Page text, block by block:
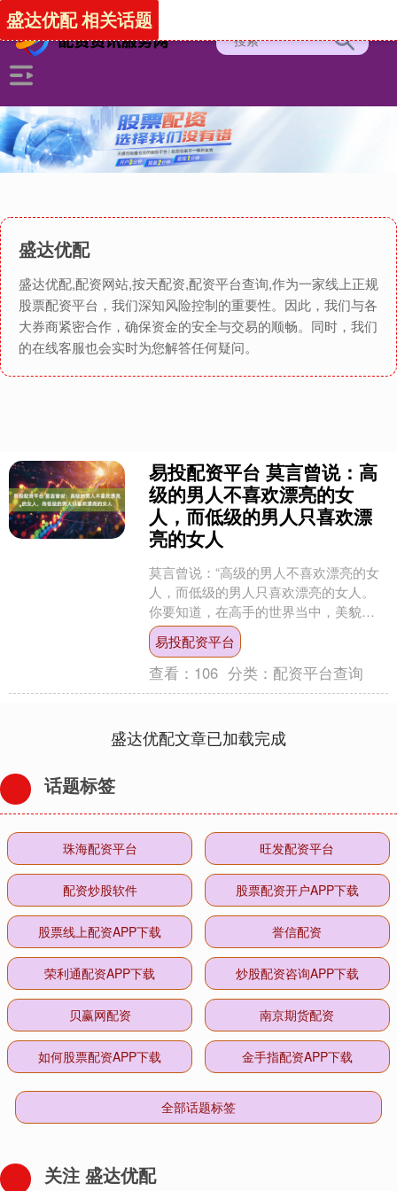
盛达优配
盛达优配,配资网站,按天配资,配资平台查询,作为一家线上正规
股票配资平台，我们深知风险控制的重要性。因此，我们与各
大券商紧密合作，确保资金的安全与交易的顺畅。同时，我们
的在线客服也会实时为您解答任何疑问。
盛达优配 相关话题
易投配资平台 莫言曾说：高
级的男人不喜欢漂亮的女
人，而低级的男人只喜欢漂
亮的女人
莫言曾说：“高级的男人不喜欢漂亮的女
人，而低级的男人只喜欢漂亮的女人。
你要知道，在高手的世界当中，美貌是
最低级的成本，能配得上英雄的绝对不
是你这张脸，而是你的优....
易投配资平台
查看： 106 分类： 配资平台查询
盛达优配文章已加载完成
话题标签
珠海配资平台 旺发配资平台
配资炒股软件 股票配资开户APP下载
股票线上配资APP下载 誉信配资
荣利通配资APP下载 炒股配资咨询APP下载
贝赢网配资 南京期货配资
如何股票配资APP下载 金手指配资APP下载
全部话题标签
关注 盛达优配